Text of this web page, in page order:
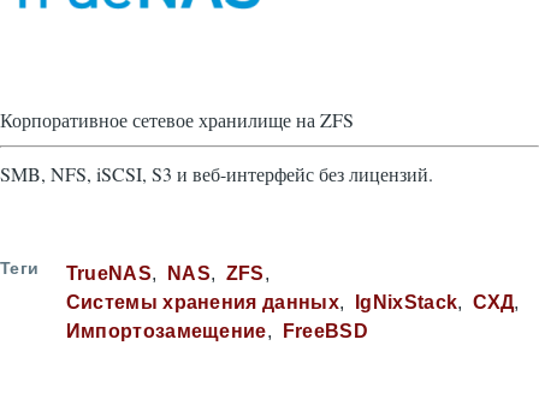
Корпоративное сетевое хранилище на ZFS
SMB, NFS, iSCSI, S3 и веб-интерфейс без лицензий.
Теги TrueNAS NAS
ZFS
Системы хранения данных
IgNixStack
СХД
Импортозамещение
FreeBSD